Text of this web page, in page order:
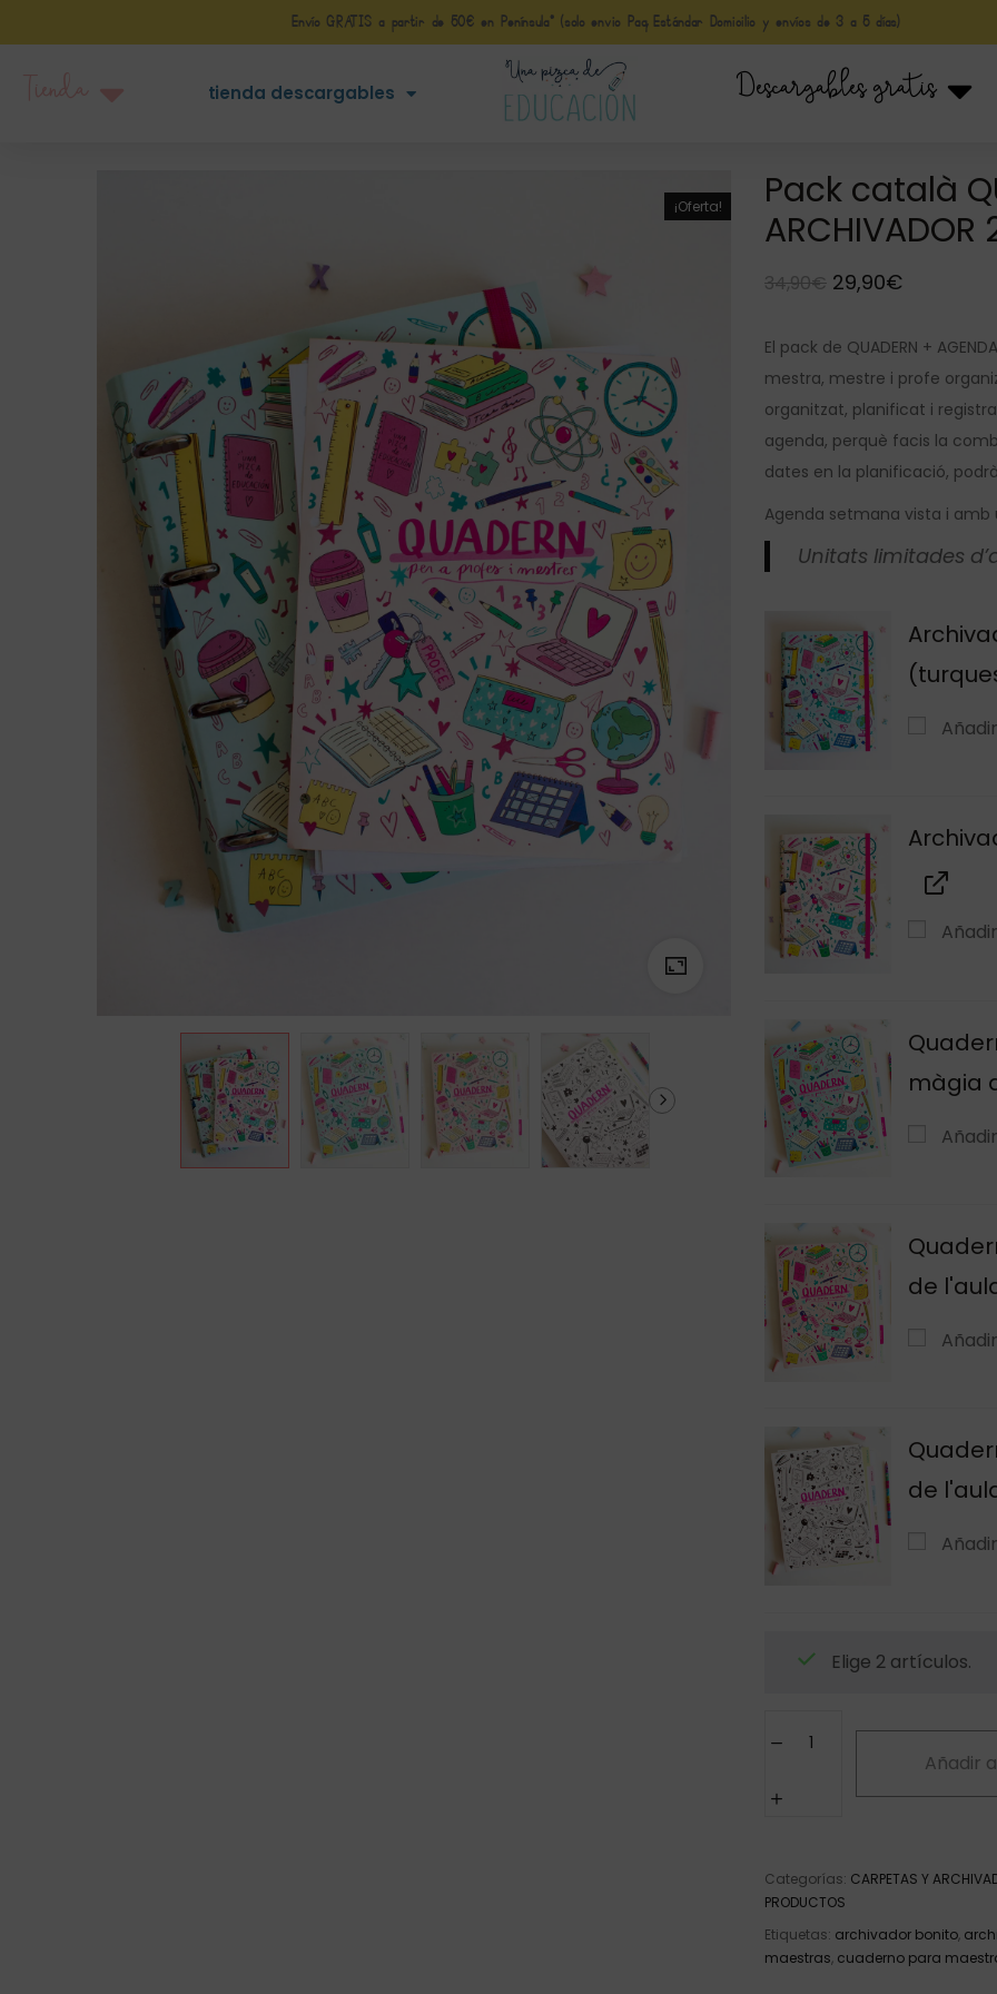
Envío GRATIS a partir de 50€ en Península* (solo envio Paq Estándar Domicilio y envíos de 3 a 5 días)
tienda descargables Descargables gratis
¡Oferta!
Pack català
ARCHIVADOR
34,90€ 29,90€
El pack de QUADERN +
mestra, mestre i profe
organitzat, planificat i
agenda, perquè facis la
dates en la planificació,
Agenda setmana vista i
Unitats limitades
Añadir
Añadir
màgia
Añadir
de
Añadir
de
Añadir
Elige 2 artículos.
Añadir
Categorías: CARPETAS Y
PRODUCTOS
Etiquetas: archivador bonito,
maestras, cuaderno para